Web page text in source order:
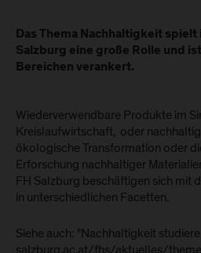
Das Thema Nachhaltigkeit spielt
Salzburg eine große Rolle und
Bereichen verankert.
Wiederverwendbare Produkte im
Kreislaufwirtschaft, oder
ökologische Transformation oder
Erforschung nachhaltiger
FH Salzburg beschäftigen sich mit
in unterschiedlichen Facetten.
Siehe auch: "Nachhaltigkeit